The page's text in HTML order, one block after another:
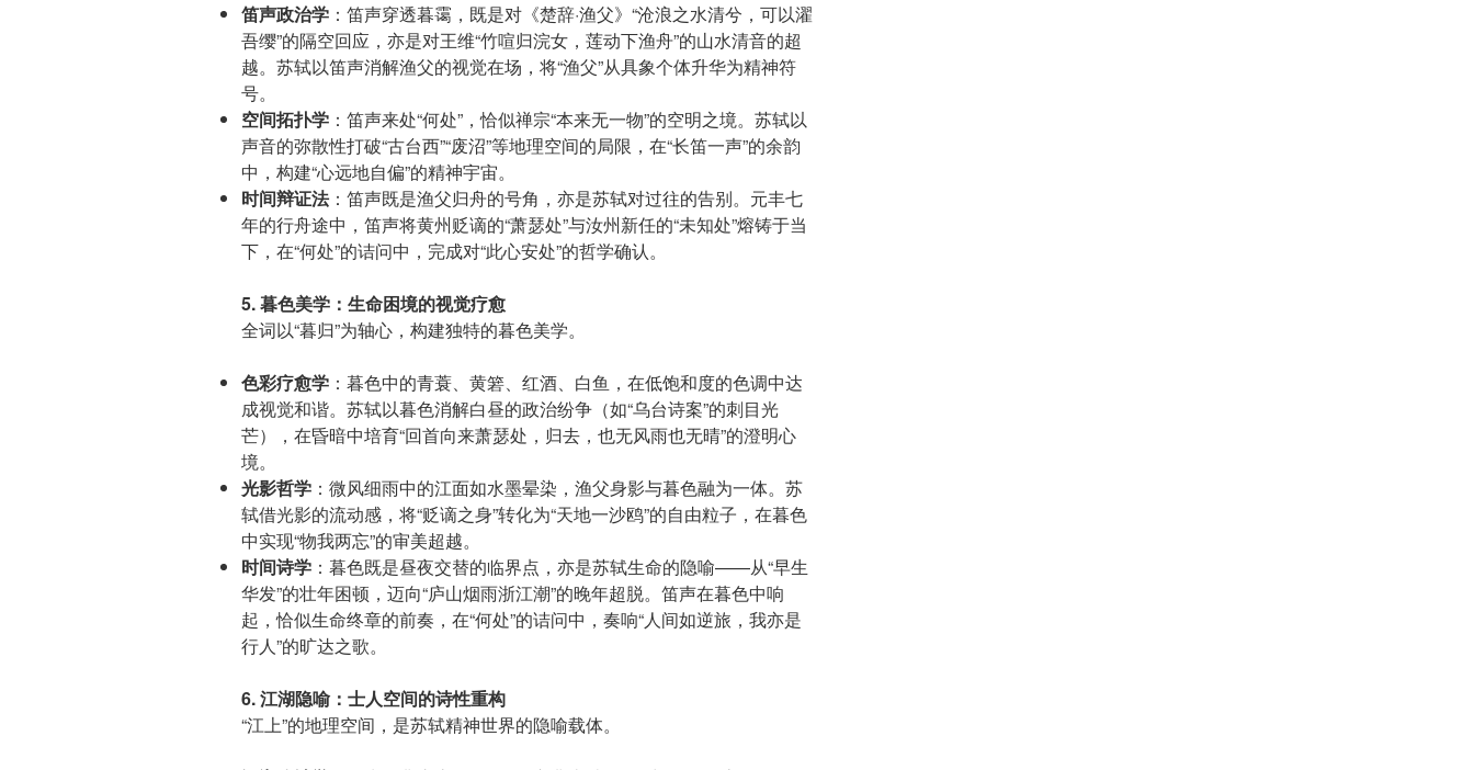
笛声政治学 ：笛声穿透暮霭，既是对《楚辞·渔父》“沧浪之水清兮，可以濯
吾缨”的隔空回应，亦是对王维“竹喧归浣女，莲动下渔舟”的山水清音的超
越。苏轼以笛声消解渔父的视觉在场，将“渔父”从具象个体升华为精神符
号。
空间拓扑学 ：笛声来处“何处”，恰似禅宗“本来无一物”的空明之境。苏轼以
声音的弥散性打破“古台西”“废沼”等地理空间的局限，在“长笛一声”的余韵
中，构建“心远地自偏”的精神宇宙。
时间辩证法：笛声既是渔父归舟的号角，亦是苏轼对过往的告别。元丰七
年的行舟途中，笛声将黄州贬谪的“萧瑟处”与汝州新任的“未知处”熔铸于当
下，在“何处”的诘问中，完成对“此心安处”的哲学确认。
5. 暮色美学：生命困境的视觉疗愈
全词以“暮归”为轴心，构建独特的暮色美学。
色彩疗愈学 ：暮色中的青蓑、黄箬、红酒、白鱼，在低饱和度的色调中达
成视觉和谐。苏轼以暮色消解白昼的政治纷争（如“乌台诗案”的刺目光
芒），在昏暗中培育“回首向来萧瑟处，归去，也无风雨也无晴”的澄明心
境。
光影哲学 ：微风细雨中的江面如水墨晕染，渔父身影与暮色融为一体。苏
轼借光影的流动感，将“贬谪之身”转化为“天地一沙鸥”的自由粒子，在暮色
中实现“物我两忘”的审美超越。
时间诗学 ：暮色既是昼夜交替的临界点，亦是苏轼生命的隐喻——从“早生
华发”的壮年困顿，迈向“庐山烟雨浙江潮”的晚年超脱。笛声在暮色中响
起，恰似生命终章的前奏，在“何处”的诘问中，奏响“人间如逆旅，我亦是
行人”的旷达之歌。
6. 江湖隐喻：士人空间的诗性重构
“江上”的地理空间，是苏轼精神世界的隐喻载体。